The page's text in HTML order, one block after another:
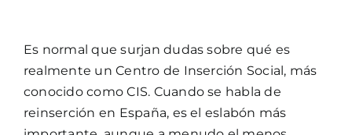
Es normal que surjan dudas sobre qué es
realmente un Centro de Inserción Social, más
conocido como CIS. Cuando se habla de
reinserción en España, es el eslabón más